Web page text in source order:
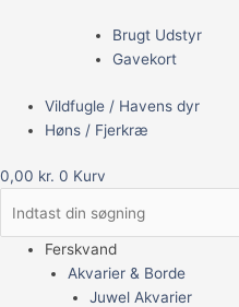
Brugt Udstyr
Gavekort
Vildfugle / Havens dyr
Høns / Fjerkræ
0,00 kr. 0 Kurv
Ferskvand
Akvarier & Borde
Juwel Akvarier